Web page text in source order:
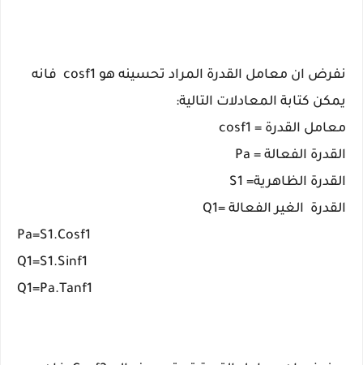
نفرض ان معامل القدرة المراد تحسينه هو cosf1 فانه
يمكن كتابة المعادلات التالية:
معامل القدرة = cosf1
القدرة الفعالة = Pa
القدرة الظاهرية= S1
القدرة الغير الفعالة =Q1
Pa=S1.Cosf1
Q1=S1.Sinf1
Q1=Pa.Tanf1